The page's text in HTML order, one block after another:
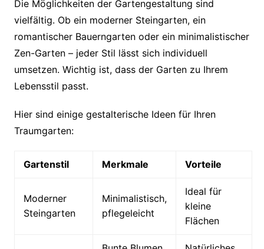
Die Möglichkeiten der Gartengestaltung sind
vielfältig. Ob ein moderner Steingarten, ein
romantischer Bauerngarten oder ein minimalistischer
Zen-Garten – jeder Stil lässt sich individuell
umsetzen. Wichtig ist, dass der Garten zu Ihrem
Lebensstil passt.
Hier sind einige gestalterische Ideen für Ihren
Traumgarten:
Gartenstil Merkmale Vorteile
Moderner
Steingarten
Minimalistisch,
pflegeleicht
Ideal für
kleine
Flächen